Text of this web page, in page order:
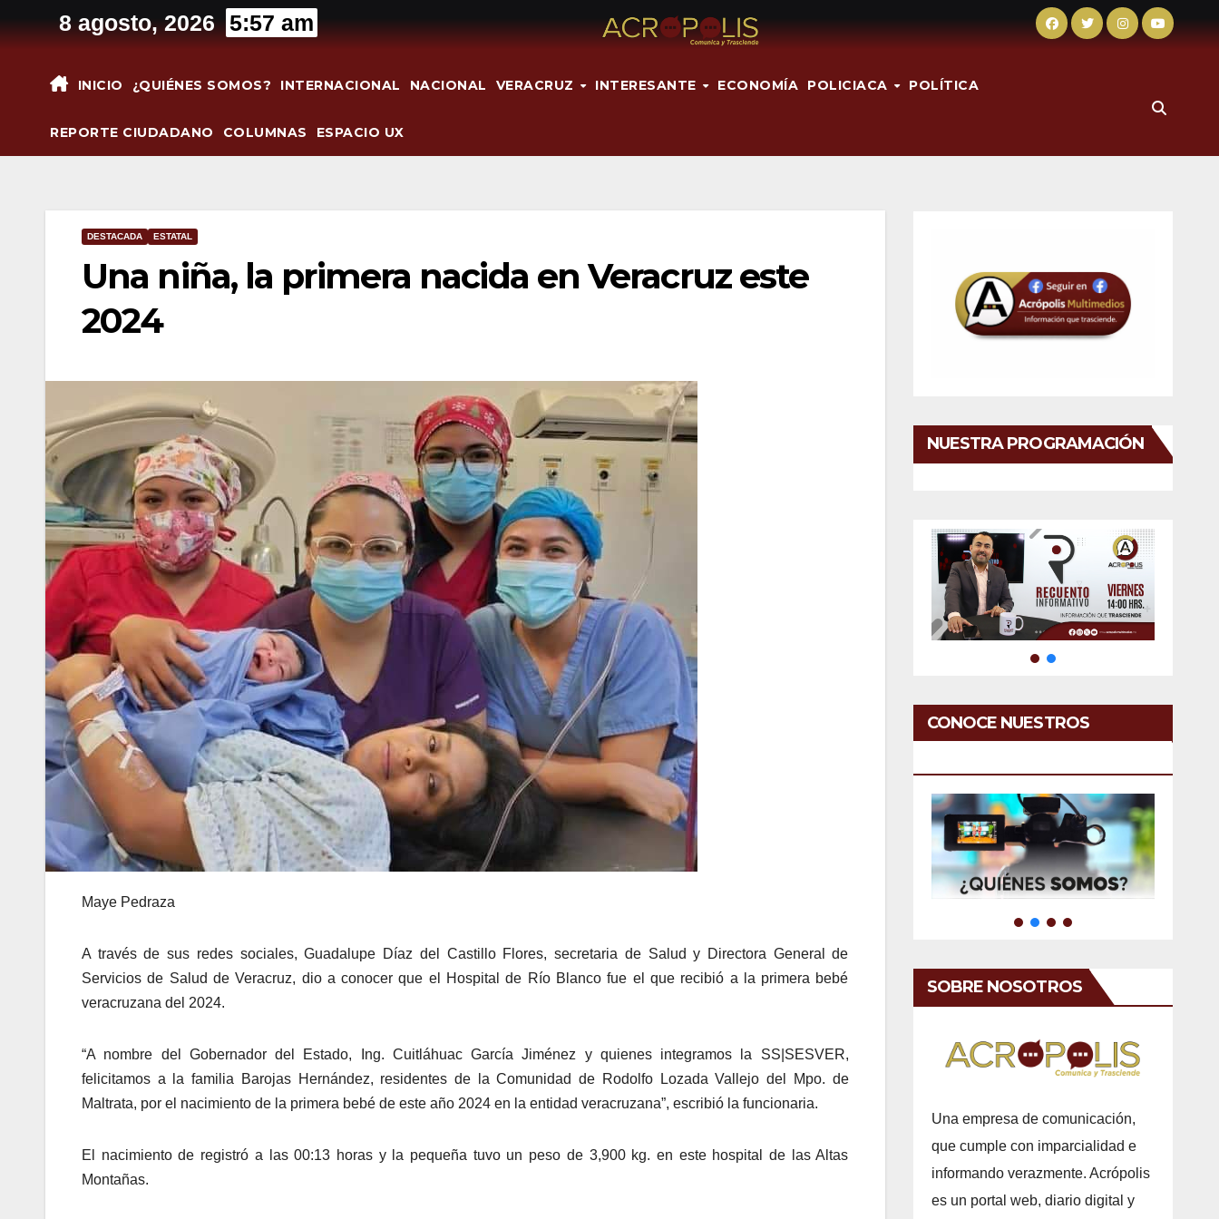
al
8 agosto, 2026 5:57 am
INICIO ¿QUIÉNES SOMOS? INTERNACIONAL NACIONAL VERACRUZ INTERESANTE ECONOMÍA POLICIACA POLÍTICA
REPORTE CIUDADANO COLUMNAS ESPACIO UX
DESTACADA ESTATAL
Una niña, la primera nacida en Veracruz este
2024
Maye Pedraza
A través de sus redes sociales, Guadalupe Díaz del Castillo Flores, secretaria de Salud y Directora General de
Servicios de Salud de Veracruz, dio a conocer que el Hospital de Río Blanco fue el que recibió a la primera bebé
veracruzana del 2024.
“A nombre del Gobernador del Estado, Ing. Cuitláhuac García Jiménez y quienes integramos la SS|SESVER,
felicitamos a la familia Barojas Hernández, residentes de la Comunidad de Rodolfo Lozada Vallejo del Mpo. de
Maltrata, por el nacimiento de la primera bebé de este año 2024 en la entidad veracruzana”, escribió la funcionaria.
El nacimiento de registró a las 00:13 horas y la pequeña tuvo un peso de 3,900 kg. en este hospital de las Altas
Montañas.
NUESTRA PROGRAMACIÓN
CONOCE NUESTROS
SOBRE NOSOTROS
Una empresa de comunicación,
que cumple con imparcialidad e
informando verazmente. Acrópolis
es un portal web, diario digital y